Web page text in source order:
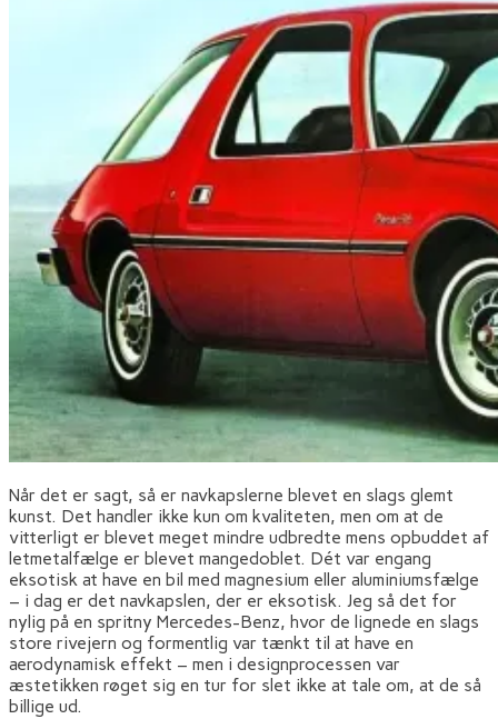
Når det er sagt, så er navkapslerne blevet en slags glemt
kunst. Det handler ikke kun om kvaliteten, men om at de
vitterligt er blevet meget mindre udbredte mens opbuddet af
letmetalfælge er blevet mangedoblet. Dét var engang
eksotisk at have en bil med magnesium eller aluminiumsfælge
– i dag er det navkapslen, der er eksotisk. Jeg så det for
nylig på en spritny Mercedes-Benz, hvor de lignede en slags
store rivejern og formentlig var tænkt til at have en
aerodynamisk effekt – men i designprocessen var
æstetikken røget sig en tur for slet ikke at tale om, at de så
billige ud.